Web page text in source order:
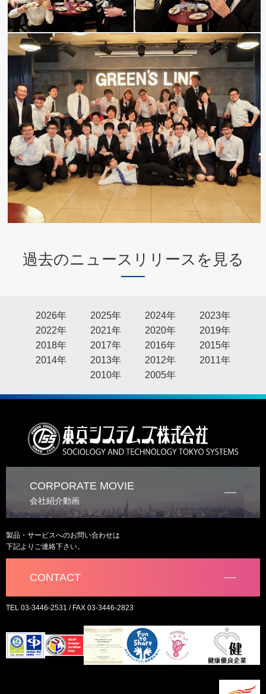
過去のニュースリリースを見る
2026年 2025年 2024年
2023年
2022年
2021年 2020年
2019年
2018年
2017年 2016年
2015年
2014年
2013年 2012年
2011年
2010年
2005年
CORPORATE MOVIE
会社紹介動画
製品・サービスへのお問い合わせは
下記よりご連絡下さい。
CONTACT
TEL 03-3446-2531 / FAX 03-3446-2823